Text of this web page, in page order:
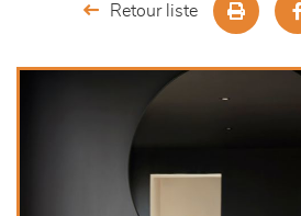
chambres et dressing
Retour liste